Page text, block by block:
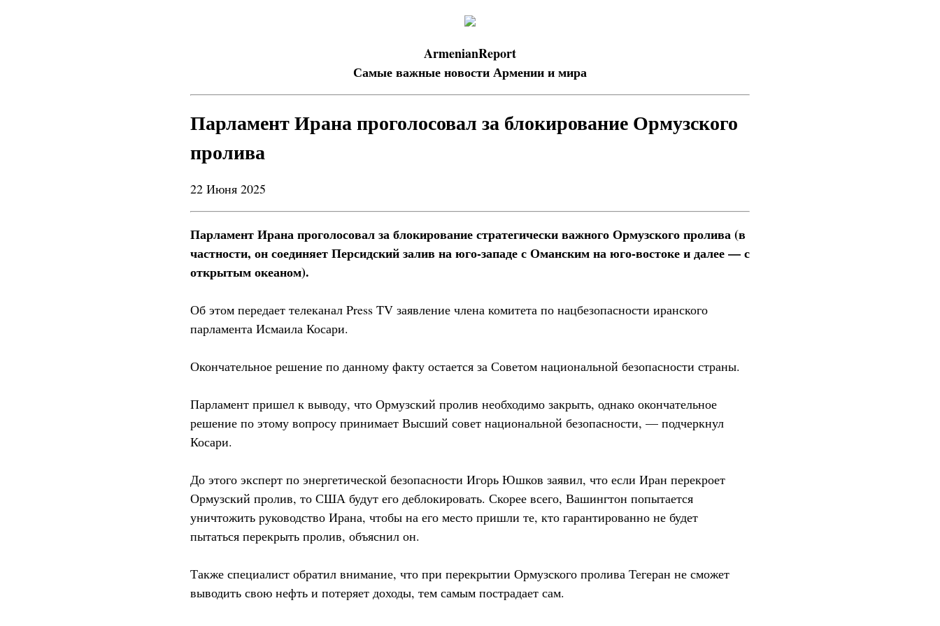
ArmenianReport
Самые важные новости Армении и мира
Парламент Ирана проголосовал за блокирование Ормузского
пролива
22 Июня 2025
Парламент Ирана проголосовал за блокирование стратегически важного Ормузского пролива (в
частности, он соединяет Персидский залив на юго-западе с Оманским на юго-востоке и далее — с
открытым океаном).
Об этом передает телеканал Press TV заявление члена комитета по нацбезопасности иранского
парламента Исмаила Косари.
Окончательное решение по данному факту остается за Советом национальной безопасности страны.
Парламент пришел к выводу, что Ормузский пролив необходимо закрыть, однако окончательное
решение по этому вопросу принимает Высший совет национальной безопасности, — подчеркнул
Косари.
До этого эксперт по энергетической безопасности Игорь Юшков заявил, что если Иран перекроет
Ормузский пролив, то США будут его деблокировать. Скорее всего, Вашингтон попытается
уничтожить руководство Ирана, чтобы на его место пришли те, кто гарантированно не будет
пытаться перекрыть пролив, объяснил он.
Также специалист обратил внимание, что при перекрытии Ормузского пролива Тегеран не сможет
выводить свою нефть и потеряет доходы, тем самым пострадает сам.